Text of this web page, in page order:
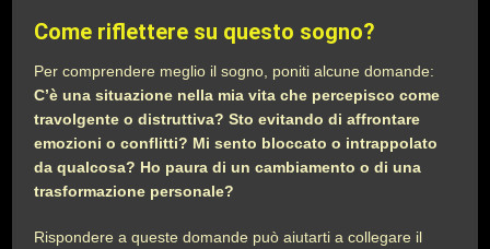
Come riflettere su questo sogno?
Per comprendere meglio il sogno, poniti alcune domande:
C’è una situazione nella mia vita che percepisco come
travolgente o distruttiva? Sto evitando di affrontare
emozioni o conflitti? Mi sento bloccato o intrappolato
da qualcosa? Ho paura di un cambiamento o di una
trasformazione personale?
Rispondere a queste domande può aiutarti a collegare il